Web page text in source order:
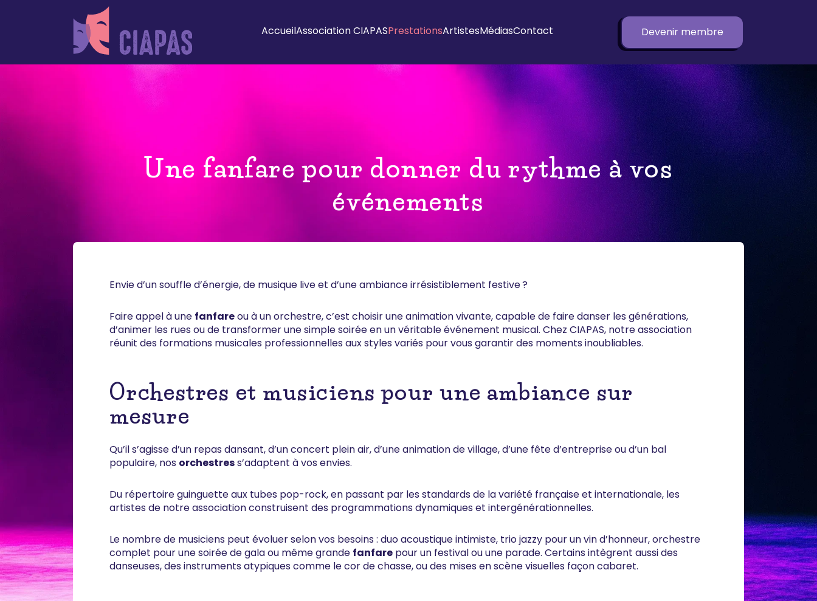
AccueilAssociation CIAPASPrestationsArtistesMédiasContact Devenir membre
Une fanfare pour donner du rythme à vos
événements
Envie d’un souffle d’énergie, de musique live et d’une ambiance irrésistiblement festive ?
Faire appel à une fanfareou à un orchestre, c’est choisir une animation vivante, capable de faire danser les générations,
d’animer les rues ou de transformer une simple soirée en un véritable événement musical. Chez CIAPAS, notre association
réunit des formations musicales professionnelles aux styles variés pour vous garantir des moments inoubliables.
Orchestres et musiciens pour une ambiance sur
mesure
Qu’il s’agisse d’un repas dansant, d’un concert plein air, d’une animation de village, d’une fête d’entreprise ou d’un bal
populaire, nos orchestress’adaptent à vos envies.
Du répertoire guinguette aux tubes pop-rock, en passant par les standards de la variété française et internationale, les
artistes de notre association construisent des programmations dynamiques et intergénérationnelles.
Le nombre de musiciens peut évoluer selon vos besoins : duo acoustique intimiste, trio jazzy pour un vin d’honneur, orchestre
complet pour une soirée de gala ou même grande fanfare pour un festival ou une parade. Certains intègrent aussi des
danseuses, des instruments atypiques comme le cor de chasse, ou des mises en scène visuelles façon cabaret.